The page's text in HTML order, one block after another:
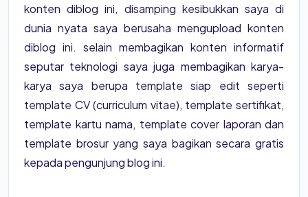
konten diblog ini, disamping kesibukkan saya di
dunia nyata saya berusaha mengupload konten
diblog ini. selain membagikan konten informatif
seputar teknologi saya juga membagikan karya-
karya saya berupa template siap edit seperti
template CV (curriculum vitae), template sertifikat,
template kartu nama, template cover laporan dan
template brosur yang saya bagikan secara gratis
kepada pengunjung blog ini.